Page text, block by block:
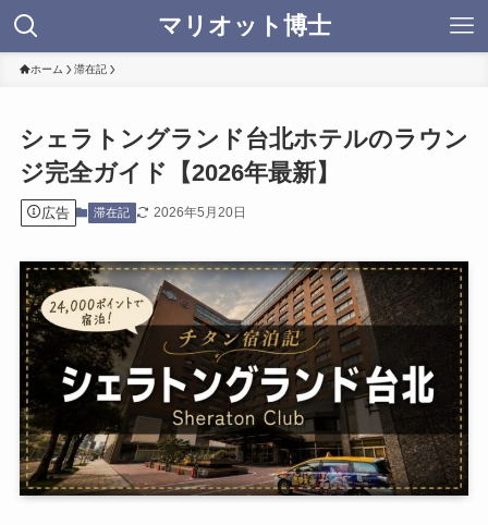
マリオット博士
ホーム 滞在記
シェラトングランド台北ホテルのラウン
ジ完全ガイド【2026年最新】
広告 滞在記 2026年5月20日